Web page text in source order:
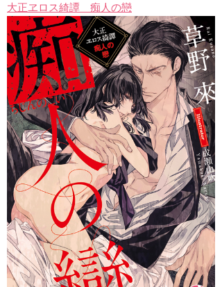
大正ヱロス綺譚 痴人の戀